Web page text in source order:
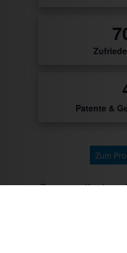
Patente &
Zum
Zu unseren Kunden